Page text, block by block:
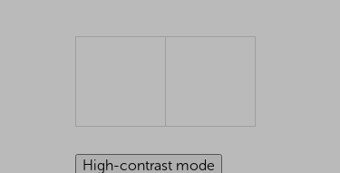
High-contrast mode